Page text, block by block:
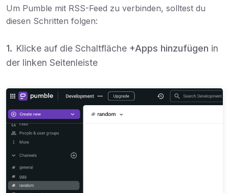
Um Pumble mit RSS-Feed zu verbinden, solltest du
diesen Schritten folgen:
Klicke auf die Schaltfläche +Apps hinzufügen in
der linken Seitenleiste